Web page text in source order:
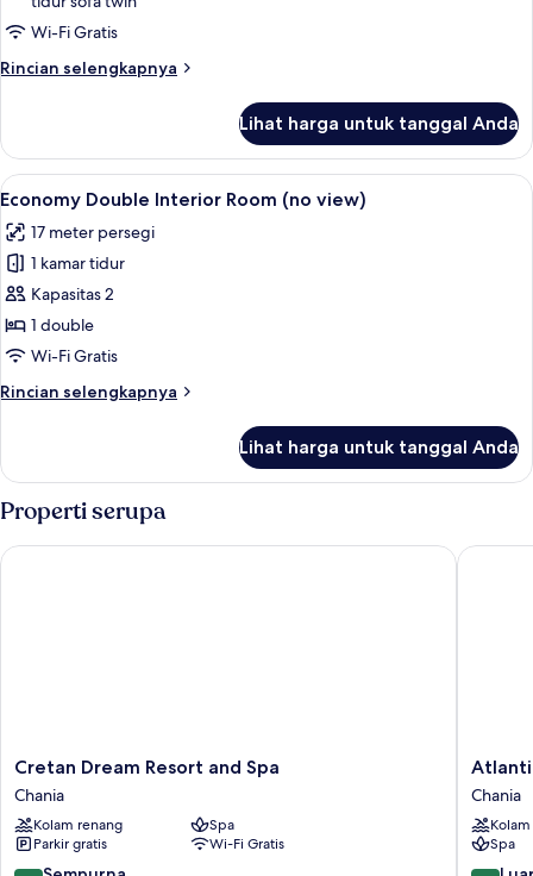
lautWi-Fi Gratis
Rincian selengkapnya
Rincian
Kamar
Double,
pemandangan
Lihat harga untuk tanggal Anda
Lihat
semua
foto
untuk
Economy
Double
Interior
(no
Brankas, meja kerja, kedap suara,
3
Economy Double Interior Room (no view)
17 meter persegi
1 kamar tidur
Kapasitas 2
1 double
Wi-Fi Gratis
Rincian selengkapnya
Rincian
Economy
Interior
(no
Lihat harga untuk tanggal Anda
Properti serupa
Cretan
Dream
Resort
and
Spa
Chania
Cretan Dream Resort and Spa
Chania
Kolam renang
Spa
Parkir gratis
Wi-Fi Gratis
Cretan Dream Resort and Spa
Atlantica
Amalthia
Beach
Hotel
–
Adults
Chania
Spa